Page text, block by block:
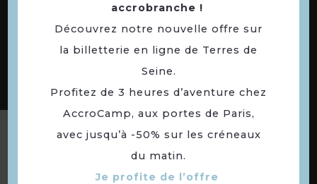
73 COMMUNES
DE NOTRE TERRITOIRE
Suivez-nous
accrobranche !
Découvrez notre nouvelle offre sur
la billetterie en ligne de Terres de
Seine.
Profitez de 3 heures d’aventure chez
AccroCamp, aux portes de Paris,
avec jusqu’à -50% sur les créneaux
du matin.
Je profite de l’offre